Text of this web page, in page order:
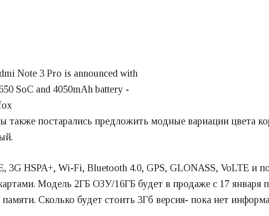
постарались предложить модные вариации цвета
3G HSPA+, Wi-Fi, Bluetooth 4.0, GPS, GLONASS, VoLTE и
Модель 2ГБ ОЗУ/16ГБ будет в продаже с 17 января
Сколько будет стоить 3Гб версия- пока нет